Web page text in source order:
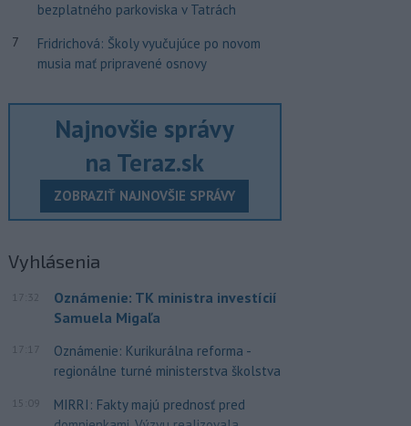
bezplatného parkoviska v Tatrách
7
Fridrichová: Školy vyučujúce po novom
musia mať pripravené osnovy
Najnovšie správy
na Teraz.sk
ZOBRAZIŤ NAJNOVŠIE SPRÁVY
Vyhlásenia
17:32
Oznámenie: TK ministra investícií
Samuela Migaľa
17:17
Oznámenie: Kurikurálna reforma -
regionálne turné ministerstva školstva
15:09
MIRRI: Fakty majú prednosť pred